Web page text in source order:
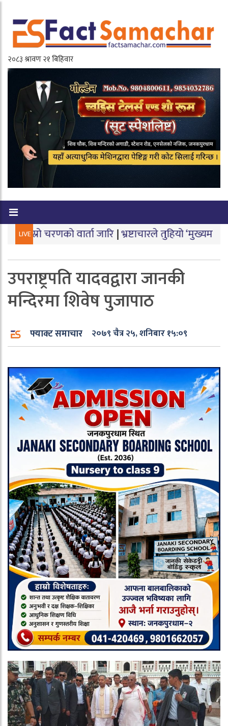
LIVE
वार्ता जारि|भ्रष्टाचारले तुहियो ‘मुख्यमन्त्री बेटी
उपराष्ट्रपति यादवद्वारा जानकी
मन्दिरमा शिवेष पुजापाठ
फ्याक्ट समाचार २०७९ चैत्र २५, शनिबार १५:०९